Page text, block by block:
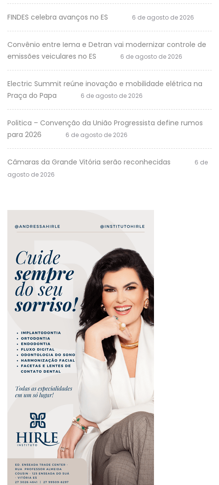
FINDES celebra avanços no ES 6 de agosto de 2026
Convênio entre Iema e Detran vai modernizar controle de
emissões veiculares no ES
6 de agosto de 2026
Electric Summit reúne inovação e mobilidade elétrica na
Praça do Papa
6 de agosto de 2026
Politica – Convenção da União Progressista define rumos
para 2026
6 de agosto de 2026
Câmaras da Grande Vitória serão reconhecidas
6 de
agosto de 2026